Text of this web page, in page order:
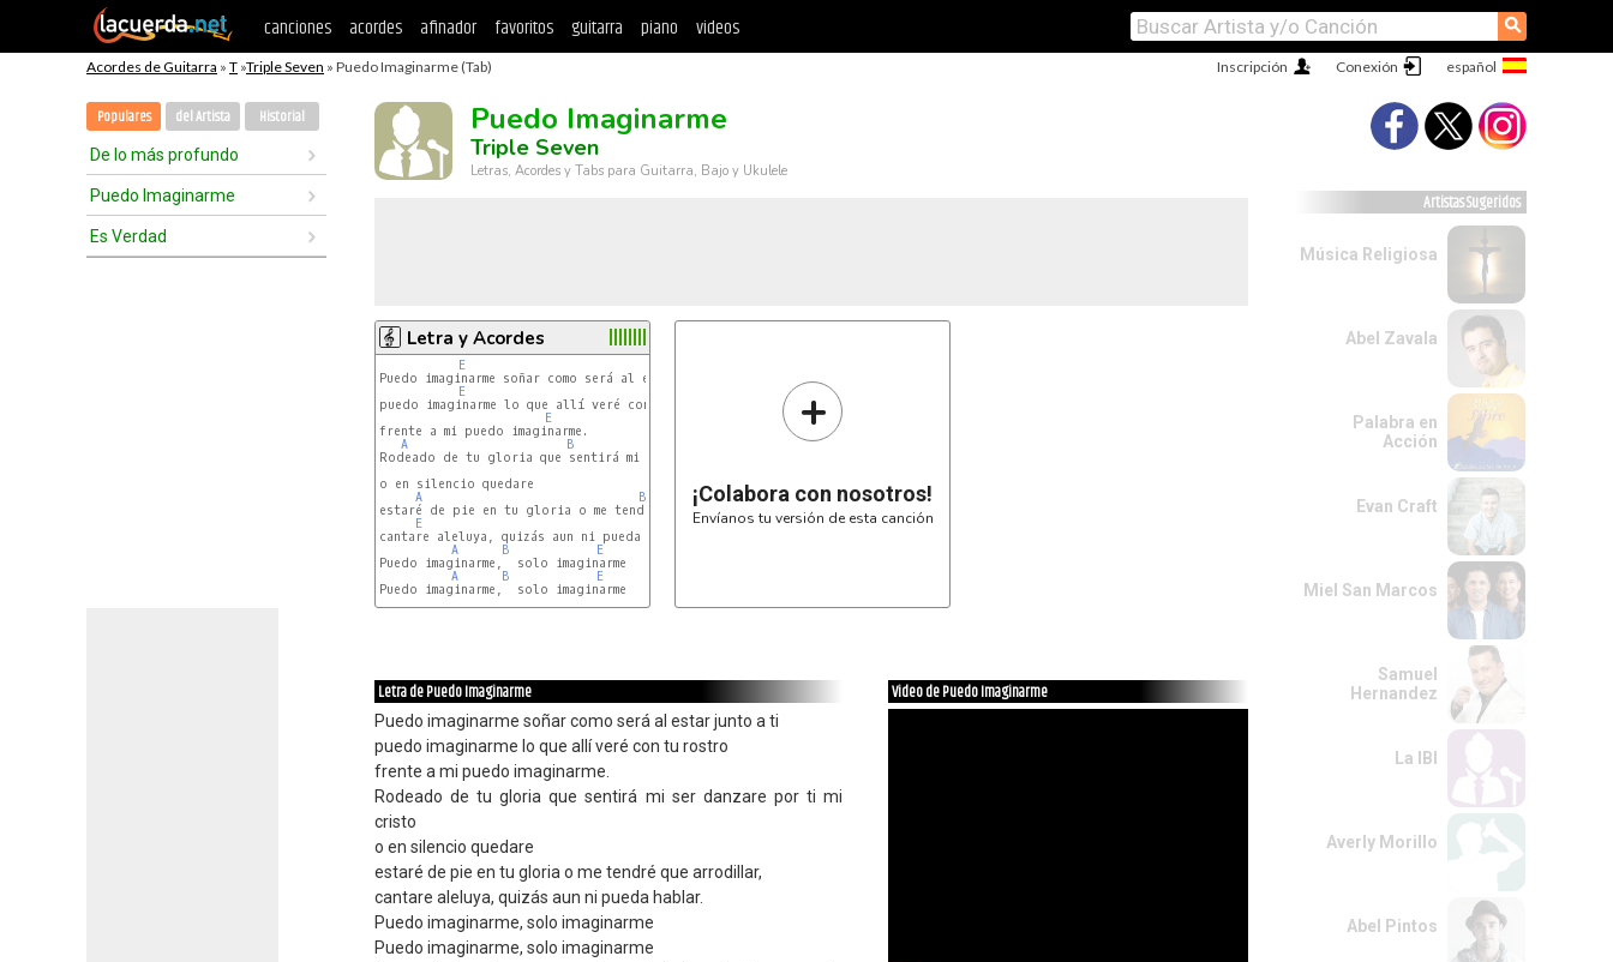
canciones acordes afinador favoritos guitarra piano videos ⚲
Acordes de Guitarra » T »Triple Seven » Puedo Imaginarme (Tab) Conexión
Inscripción
Populares del Artista Historial
De lo más profundo
Puedo Imaginarme
Es Verdad
Puedo Imaginarme
Triple Seven
Letras, Acordes y Tabs para Guitarra, Bajo y Ukulele
Letra y Acordes
E
Puedo imaginarme soñar como será al estar junto a ti
E
puedo imaginarme lo que allí veré con tu rostro
E
frente a mi puedo imaginarme.
A
B
Rodeado de tu gloria que sentirá mi ser danzare por ti mi cristo
o en silencio quedare
A
B
estaré de pie en tu gloria o me tendré que arrodillar,
E
cantare aleluya, quizás aun ni pueda hablar.
A
B
E
Puedo imaginarme,  solo imaginarme
A
B
E
Puedo imaginarme,  solo imaginarme
+
¡Colabora con nosotros!
Envíanos tu versión de esta canción
Letra de Puedo Imaginarme
Puedo imaginarme soñar como será al estar junto a ti
puedo imaginarme lo que allí veré con tu rostro
frente a mi puedo imaginarme.
Rodeado de tu gloria que sentirá mi ser danzare por ti mi
cristo
o en silencio quedare
estaré de pie en tu gloria o me tendré que arrodillar,
cantare aleluya, quizás aun ni pueda hablar.
Puedo imaginarme, solo imaginarme
Puedo imaginarme, solo imaginarme
Video de Puedo Imaginarme
Artistas Sugeridos
Música Religiosa
Abel Zavala
Palabra en
Acción
Evan Craft
Miel San Marcos
Samuel
Hernandez
La IBI
Averly Morillo
Abel Pintos